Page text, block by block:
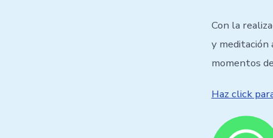
Con la
y meditación
momentos
Haz click